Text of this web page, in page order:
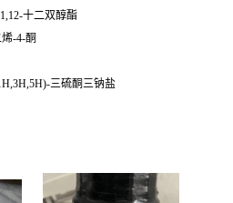
十二双醇酯
-4-酮
三硫酮三钠盐